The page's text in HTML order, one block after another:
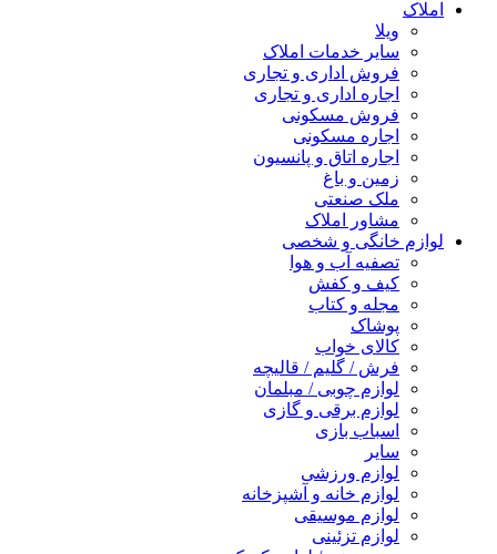
املاک
ویلا
سایر خدمات املاک
فروش اداری و تجاری
اجاره اداری و تجاری
فروش مسکونی
اجاره مسکونی
اجاره اتاق و پانسیون
زمین و باغ
ملک صنعتی
مشاور املاک
لوازم خانگی و شخصی
تصفیه آب و هوا
کیف و کفش
مجله و کتاب
پوشاک
کالای خواب
فرش / گلیم / قالیچه
لوازم چوبی / مبلمان
لوازم برقی و گازی
اسباب بازی
سایر
لوازم ورزشی
لوازم خانه و آشپزخانه
لوازم موسیقی
لوازم تزئینی